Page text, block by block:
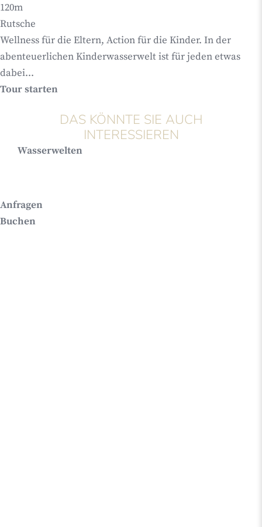
120m
Rutsche
Wellness für die Eltern, Action für die Kinder. In der
abenteuerlichen Kinderwasserwelt ist für jeden etwas
dabei...
Tour starten
DAS KÖNNTE SIE AUCH
INTERESSIEREN
Wasserwelten
Anfragen
Buchen